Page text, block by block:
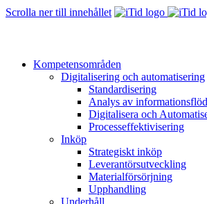
Scrolla ner till innehållet
Kompetensområden
Digitalisering och automatisering
Standardisering
Analys av
Digitalisera och
Processeffektivisering
Inköp
Strategiskt inköp
Leverantörsutveckling
Materialförsörjning
Upphandling
Underhåll